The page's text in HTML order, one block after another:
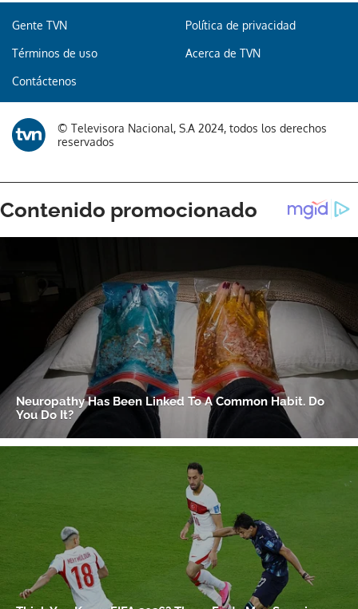
Gente TVN Política de privacidad
Términos de uso Acerca de TVN
Contáctenos
© Televisora Nacional, S.A 2024, todos los derechos
reservados